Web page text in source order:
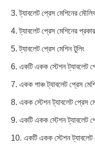
3. ট্যাবলেট প্রেস মেশিনের
4. ট্যাবলেট প্রেস মেশিনের প্রকার
5. ট্যাবলেট প্রেস মেশিন টুলিং
6. একটি একক স্টেশন ট্যাবলেট
7. একক পাঞ্চ ট্যাবলেট প্রেস
8. একক স্টেশন ট্যাবলেট প্রেস
9. একটি একক স্টেশন ট্যাবলেট
10. একটি একক স্টেশন ট্যাবলেট